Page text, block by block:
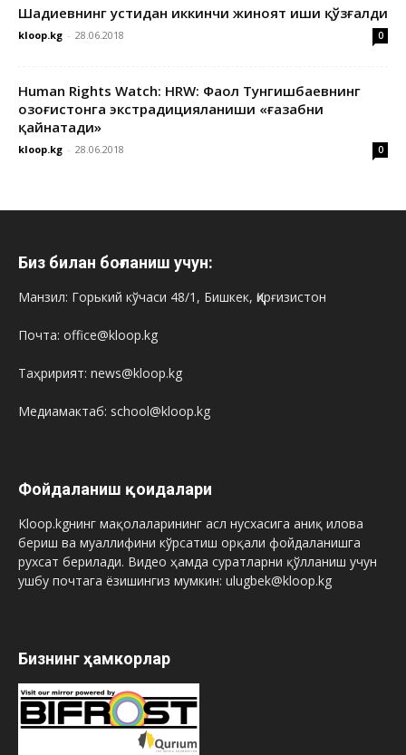
Шадиевнинг устидан иккинчи жиноят иши қўзғалди
kloop.kg - 28.06.2018 0
Human Rights Watch: HRW: Фаол Тунгишбаевнинг
Қозоғистонга экстрадицияланиши «ғазабни
қайнатади»
kloop.kg - 28.06.2018 0
Биз билан боғланиш учун:
Манзил: Горький кўчаси 48/1, Бишкек, Қирғизистон
Почта: office@kloop.kg
Таҳририят: news@kloop.kg
Медиамактаб: school@kloop.kg
Фойдаланиш қоидалари
Kloop.kgнинг мақолаларининг асл нусхасига аниқ илова
бериш ва муаллифини кўрсатиш орқали фойдаланишга
рухсат берилади. Видео ҳамда суратларни қўлланиш учун
ушбу почтага ёзишингиз мумкин: ulugbek@kloop.kg
Бизнинг ҳамкорлар